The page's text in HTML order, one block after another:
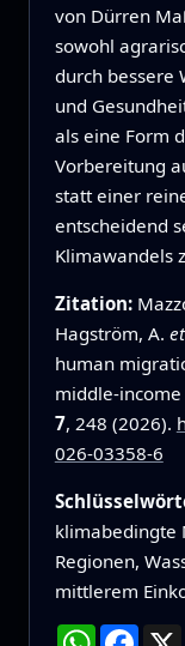
von Dürren
sowohl
durch bessere
und
als eine Form
Vorbereitung
statt einer
entscheidend
Klimawandels
Zitation:
Hagström, A.
human
middle-
7, 248 (2026).
026-03358-6
klimabedingte
Regionen,
mittlerem